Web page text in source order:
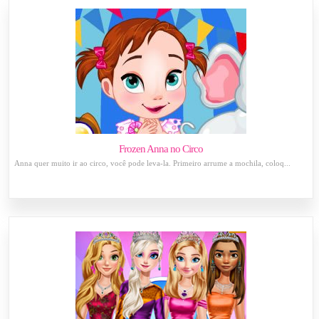
Frozen Anna no Circo
Anna quer muito ir ao circo, você pode leva-la. Primeiro arrume a mochila, coloq...